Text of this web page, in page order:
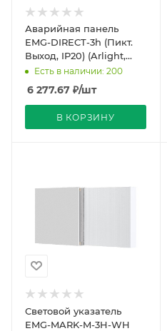
Аварийная панель
EMG-DIRECT-3h (Пикт.
Выход, IP20) (Arlight,
IP20 Пластик, 3 года)
Есть в наличии: 200
6 277.67 ₽/шт
В КОРЗИНУ
Световой указатель
EMG-MARK-M-3H-WH